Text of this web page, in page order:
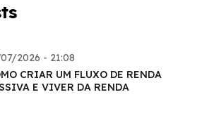
2026 - 21:08
CRIAR UM FLUXO DE RENDA
E VIVER DA RENDA